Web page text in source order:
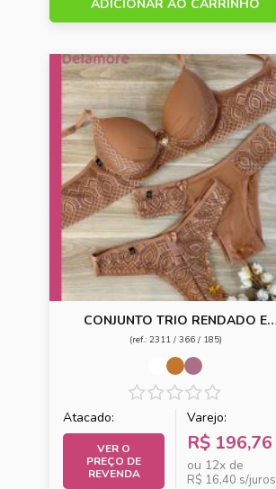
ADICIONAR AO CARRINHO
CONJUNTO TRIO RENDADO E
REFORÇADO
(ref.: 2311 / 366 / 185)
Atacado:
VER O
PREÇO DE
REVENDA
Varejo:
R$ 196,76
ou 12x de
R$ 16,40 s/juros